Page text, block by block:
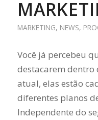
MARKETING, NEWS,
Você já percebeu
destacarem
atual, elas estão
diferentes planos
Independente do